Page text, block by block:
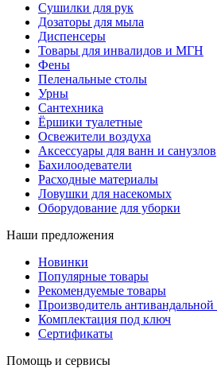
Сушилки для рук
Дозаторы для мыла
Диспенсеры
Товары для инвалидов и МГН
Фены
Пеленальные столы
Урны
Сантехника
Ёршики туалетные
Освежители воздуха
Аксессуары для ванн и санузлов
Бахилоодеватели
Расходные материалы
Ловушки для насекомых
Оборудование для уборки
Наши предложения
Новинки
Популярные товары
Рекомендуемые товары
Производитель антивандальной
Комплектация под ключ
Сертификаты
Помощь и сервисы